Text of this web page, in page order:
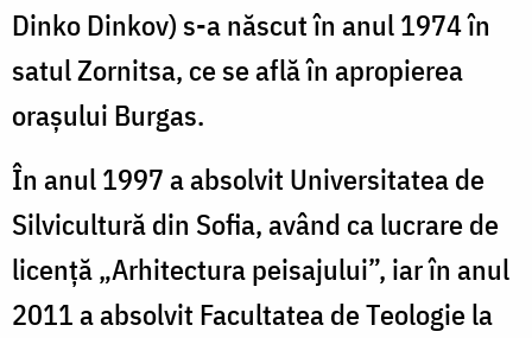
Dinko Dinkov) s-a născut în anul 1974 în
satul Zornitsa, ce se află în apropierea
orașului Burgas.
În anul 1997 a absolvit Universitatea de
Silvicultură din Sofia, având ca lucrare de
licență „Arhitectura peisajului”, iar în anul
2011 a absolvit Facultatea de Teologie la